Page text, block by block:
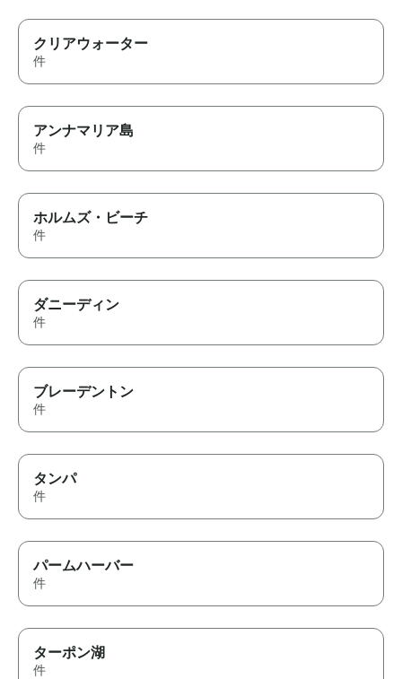
クリアウォーター
件
アンナマリア島
件
ホルムズ・ビーチ
件
ダニーディン
件
ブレーデントン
件
タンパ
件
パームハーバー
件
ターポン湖
件